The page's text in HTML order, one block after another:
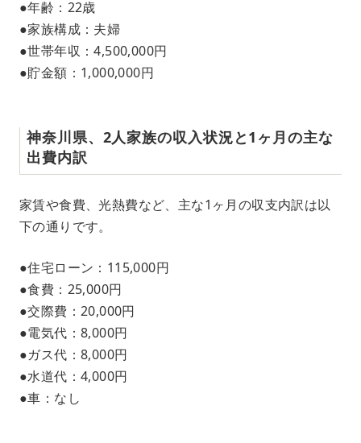
●年齢：22歳
●家族構成：夫婦
●世帯年収：4,500,000円
●貯金額：1,000,000円
神奈川県、2人家族の収入状況と1ヶ月の主な
出費内訳
家賃や食費、光熱費など、主な1ヶ月の収支内訳は以
下の通りです。
●住宅ローン：115,000円
●食費：25,000円
●交際費：20,000円
●電気代：8,000円
●ガス代：8,000円
●水道代：4,000円
●車：なし